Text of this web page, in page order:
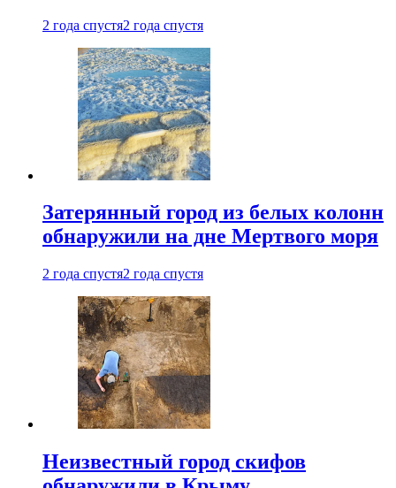
2 года спустя2 года спустя
Затерянный город из белых колонн
обнаружили на дне Мертвого моря
2 года спустя2 года спустя
Неизвестный город скифов